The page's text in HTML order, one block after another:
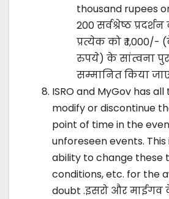
thousand rupees
200 सर्वश्रेष्ठ
प्रत्येक को ₹
रुपये) के सांत्वना
सम्मानित किया
ISRO and MyGov has
modify or discontinue
point of time in the
unforeseen events.
ability to change these
conditions, etc. for the
doubt .इसरो और माईगव